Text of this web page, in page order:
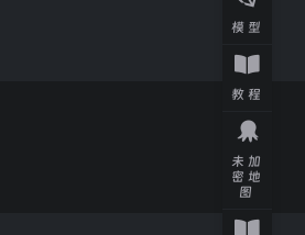
模型
教程
未加
密地
图